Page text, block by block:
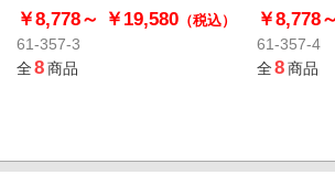
￥8,778～ ￥19,580 （税込）
61-357-3
全8商品
￥8,778～
61-357-4
全8商品